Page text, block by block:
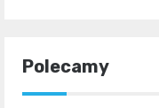
Polecamy